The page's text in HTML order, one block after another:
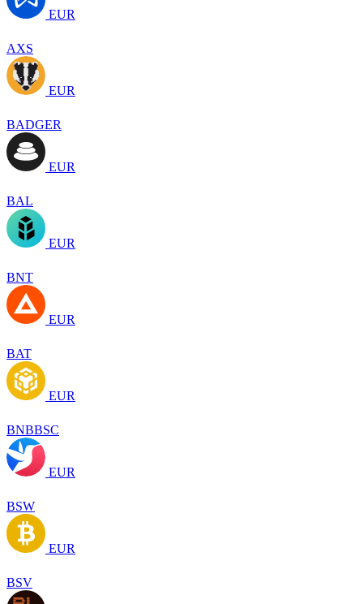
EUR
AXS
EUR
BADGER
EUR
BAL
EUR
BNT
EUR
BAT
EUR
BNBBSC
EUR
BSW
EUR
BSV